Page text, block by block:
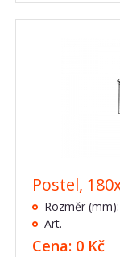
Postel,
Rozměr
Art.
Cena: 0 Kč